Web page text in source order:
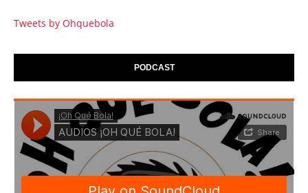
Tweets by Ohquebola
PODCAST